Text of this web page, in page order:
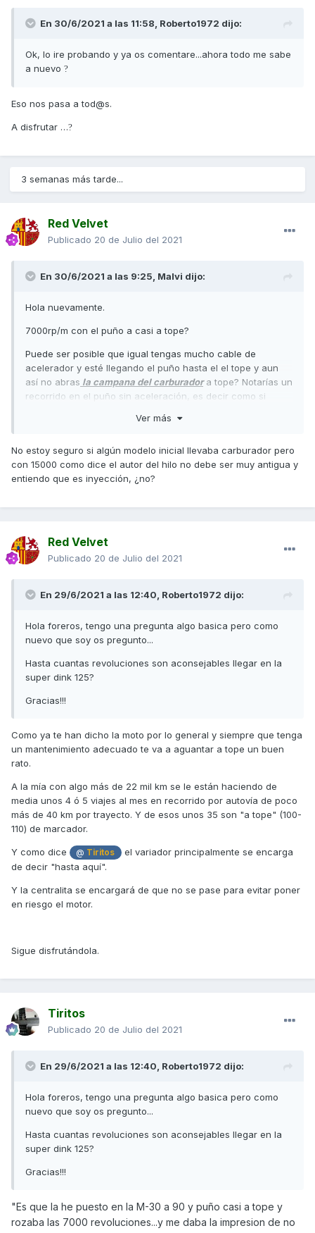
En 30/6/2021 a las 11:58, Roberto1972 dijo:
Ok, lo ire probando y ya os comentare...ahora todo me sabe
a nuevo ?
Eso nos pasa a tod@s.
A disfrutar …?
3 semanas más tarde...
Red Velvet
Publicado 20 de Julio del 2021
En 30/6/2021 a las 9:25, Malvi dijo:
Hola nuevamente.
7000rp/m con el puño a casi a tope?
Puede ser posible que igual tengas mucho cable de
acelerador y esté llegando el puño hasta el el tope y aun
así no abras la campana del carburadora tope? Notarías un
recorrido en el puño sin aceleración, es decir como si
alcance 7000rp/m. Subiendo que tal? Se muere?
modificaciones en motos iguales y ponerlas andar juntas y
resultados muy distintos.
Ver más
No estoy seguro si algún modelo inicial llevaba carburador pero
con 15000 como dice el autor del hilo no debe ser muy antigua y
entiendo que es inyección, ¿no?
Red Velvet
Publicado 20 de Julio del 2021
En 29/6/2021 a las 12:40, Roberto1972 dijo:
Hola foreros, tengo una pregunta algo basica pero como
nuevo que soy os pregunto...
Hasta cuantas revoluciones son aconsejables llegar en la
super dink 125?
Gracias!!!
Como ya te han dicho la moto por lo general y siempre que tenga
un mantenimiento adecuado te va a aguantar a tope un buen
rato.
A la mía con algo más de 22 mil km se le están haciendo de
media unos 4 ó 5 viajes al mes en recorrido por autovía de poco
más de 40 km por trayecto. Y de esos unos 35 son "a tope" (100-
110) de marcador.
Y como dice @ Tiritos
el variador principalmente se encarga
de decir "hasta aquí".
Y la centralita se encargará de que no se pase para evitar poner
en riesgo el motor.
Sigue disfrutándola.
Tiritos
Publicado 20 de Julio del 2021
En 29/6/2021 a las 12:40, Roberto1972 dijo:
Hola foreros, tengo una pregunta algo basica pero como
nuevo que soy os pregunto...
Hasta cuantas revoluciones son aconsejables llegar en la
super dink 125?
Gracias!!!
"Es que la he puesto en la M-30 a 90 y puño casi a tope y
rozaba las 7000 revoluciones...y me daba la impresion de no